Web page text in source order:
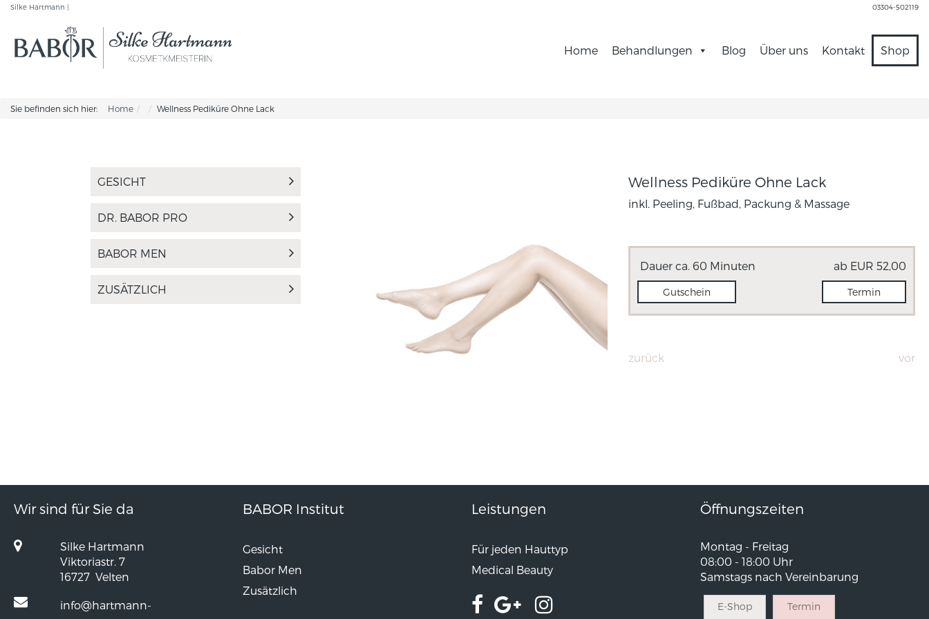
Silke Hartmann | 03304-502119
Home Behandlungen Blog Über uns Kontakt Shop
Sie befinden sich hier: Home Wellness Pediküre Ohne Lack
GESICHT
DR. BABOR PRO
BABOR MEN
ZUSÄTZLICH
Wellness Pediküre Ohne Lack
inkl. Peeling, Fußbad, Packung & Massage
Dauer ca. 60 Minuten ab EUR 52,00
Gutschein Termin
zurück vor
Wir sind für Sie da
Silke Hartmann
Viktoriastr. 7
16727 Velten
info@hartmann-
BABOR Institut
Gesicht
Babor Men
Zusätzlich
Leistungen
Für jeden Hauttyp
Medical Beauty
Öffnungszeiten
Montag - Freitag
08:00 - 18:00 Uhr
Samstags nach Vereinbarung
E-Shop Termin